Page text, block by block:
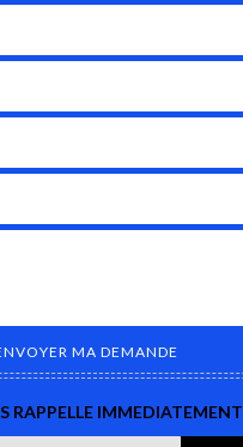
RAPPELLE IMMEDIATEMENT